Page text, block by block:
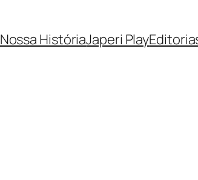
Nossa HistóriaJaperi Play